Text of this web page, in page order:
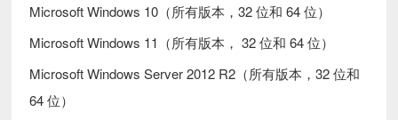
Microsoft Windows 10（所有版本，32 位和 64 位）
Microsoft Windows 11（所有版本， 32 位和 64 位）
Microsoft Windows Server 2012 R2（所有版本，32 位和
64 位）